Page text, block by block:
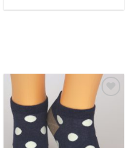
die
Wunschliste